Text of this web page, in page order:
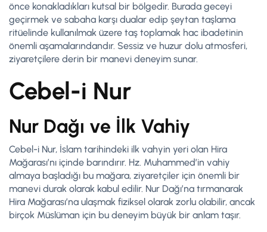
önce konakladıkları kutsal bir bölgedir. Burada geceyi
geçirmek ve sabaha karşı dualar edip şeytan taşlama
ritüelinde kullanılmak üzere taş toplamak hac ibadetinin
önemli aşamalarındandır. Sessiz ve huzur dolu atmosferi,
ziyaretçilere derin bir manevi deneyim sunar.
Cebel-i Nur
Nur Dağı ve İlk Vahiy
Cebel-i Nur, İslam tarihindeki ilk vahyin yeri olan Hira
Mağarası’nı içinde barındırır. Hz. Muhammed’in vahiy
almaya başladığı bu mağara, ziyaretçiler için önemli bir
manevi durak olarak kabul edilir. Nur Dağı’na tırmanarak
Hira Mağarası’na ulaşmak fiziksel olarak zorlu olabilir, ancak
birçok Müslüman için bu deneyim büyük bir anlam taşır.